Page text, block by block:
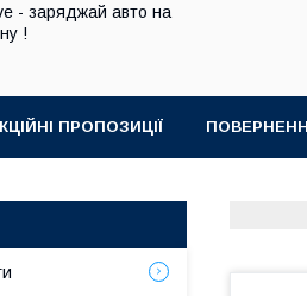
- заряджай авто на
!
ПРОПОЗИЦІЇ